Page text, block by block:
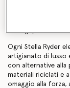
Dettagli prodotto
Ogni Stella Ryder
artigianato di lusso
con alternative alla
materiali riciclati e
omaggio alla forza,